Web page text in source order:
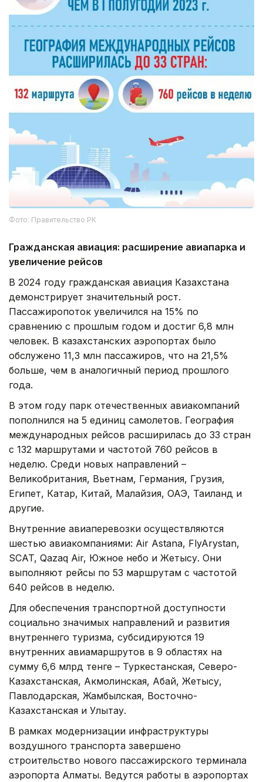
Фото: Правительство РК
Гражданская авиация: расширение авиапарка и
увеличение рейсов
В 2024 году гражданская авиация Казахстана
демонстрирует значительный рост.
Пассажиропоток увеличился на 15% по
сравнению с прошлым годом и достиг 6,8 млн
человек. В казахстанских аэропортах было
обслужено 11,3 млн пассажиров, что на 21,5%
больше, чем в аналогичный период прошлого
года.
В этом году парк отечественных авиакомпаний
пополнился на 5 единиц самолетов. География
международных рейсов расширилась до 33 стран
с 132 маршрутами и частотой 760 рейсов в
неделю. Среди новых направлений –
Великобритания, Вьетнам, Германия, Грузия,
Египет, Катар, Китай, Малайзия, ОАЭ, Таиланд и
другие.
Внутренние авиаперевозки осуществляются
шестью авиакомпаниями: Air Astana, FlyArystan,
SCAT, Qazaq Air, Южное небо и Жетысу. Они
выполняют рейсы по 53 маршрутам с частотой
640 рейсов в неделю.
Для обеспечения транспортной доступности
социально значимых направлений и развития
внутреннего туризма, субсидируются 19
внутренних авиамаршрутов в 9 областях на
сумму 6,6 млрд тенге – Туркестанская, Северо-
Казахстанская, Акмолинская, Абай, Жетысу,
Павлодарская, Жамбылская, Восточно-
Казахстанская и Улытау.
В рамках модернизации инфраструктуры
воздушного транспорта завершено
строительство нового пассажирского терминала
аэропорта Алматы. Ведутся работы в аэропортах